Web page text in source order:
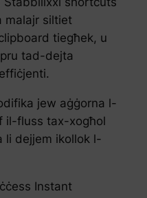
malajr siltiet
tiegħek, u
tad-dejta
jew aġġorna l-
il-fluss tax-xogħol
li dejjem ikollok l-
Instant